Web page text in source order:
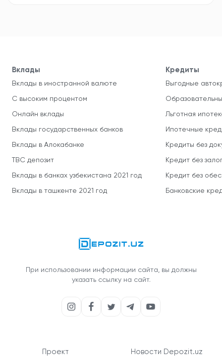
Вклады
Вклады в иностранной валюте
С высоким процентом
Онлайн вклады
Вклады государственных банков
Вклады в Алокабанке
TBC депозит
Вклады в банках узбекистана 2021 год
Вклады в ташкенте 2021 год
Кредиты
Выгодные
Льготная
Ипотечные
Кредиты без
Кредит без
Кредит без
Банковские
При использовании информации сайта, вы должны
указать ссылку на сайт.
Проект Новости Depozit.uz